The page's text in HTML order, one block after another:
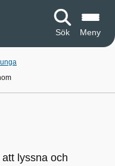
Sök Meny
lyssna och